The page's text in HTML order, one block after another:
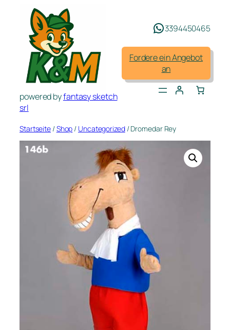
springen
powered byfantasy sketch
srl
3394450465
Fordere ein Angebot
an
Startseite /Shop / Uncategorized/ Dromedar Rey